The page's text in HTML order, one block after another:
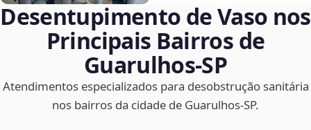
Desentupimento de Vaso nos
Principais Bairros de
Guarulhos‑SP
Atendimentos especializados para desobstrução sanitária
nos bairros da cidade de Guarulhos‑SP.